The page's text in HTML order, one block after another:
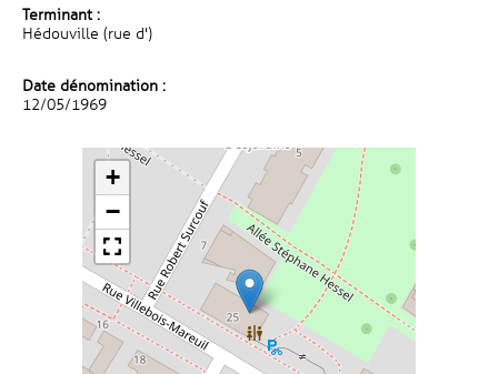
Terminant :
Hédouville (rue d')
Date dénomination :
12/05/1969
+
−